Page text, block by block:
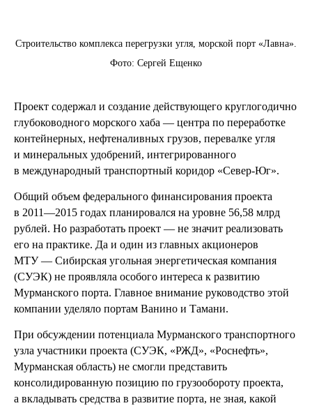
Строительство комплекса перегрузки угля, морской порт «Лавна».
Фото: Сергей Ещенко
Проект содержал и создание действующего круглогодично
глубоководного морского хаба — центра по переработке
контейнерных, нефтеналивных грузов, перевалке угля
и минеральных удобрений, интегрированного
в международный транспортный коридор «Север-Юг».
Общий объем федерального финансирования проекта
в 2011—2015 годах планировался на уровне 56,58 млрд
рублей. Но разработать проект — не значит реализовать
его на практике. Да и один из главных акционеров
МТУ — Сибирская угольная энергетическая компания
(СУЭК) не проявляла особого интереса к развитию
Мурманского порта. Главное внимание руководство этой
компании уделяло портам Ванино и Тамани.
При обсуждении потенциала Мурманского транспортного
узла участники проекта (СУЭК, «РЖД», «Роснефть»,
Мурманская область) не смогли представить
консолидированную позицию по грузообороту проекта,
а вкладывать средства в развитие порта, не зная, какой